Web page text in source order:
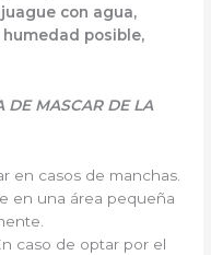
con agua,
posible,
DE MASCAR DE LA
en casos de manchas.
en una área pequeña
caso de optar por el